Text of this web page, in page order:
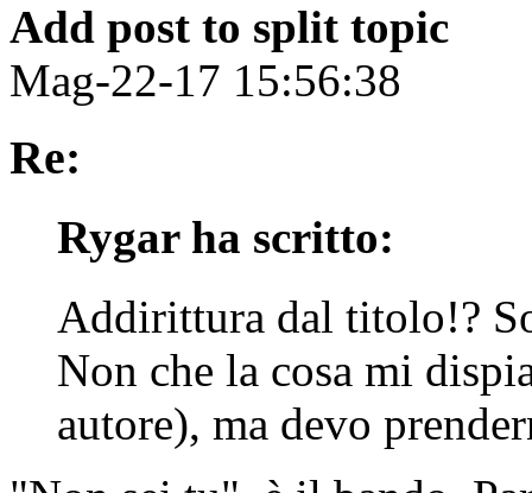
Add post to split topic
Mag-22-17 15:56:38
Re:
Rygar ha scritto:
Addirittura dal titolo!?
Non che la cosa mi
autore), ma devo